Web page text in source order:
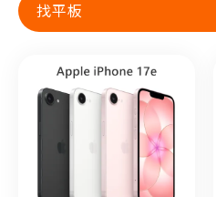
找平板